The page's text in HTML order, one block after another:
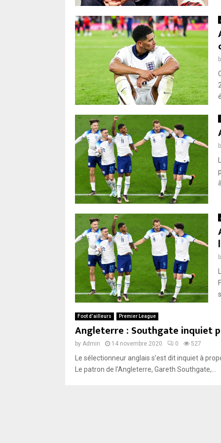
Foot d’ailleurs Premier League
Angleterre : Southgate inquiet
by Admin 14 novembre 2020 0 527
Le sélectionneur anglais s’est dit inquiet à
Le patron de l’Angleterre, Gareth Southgate,...